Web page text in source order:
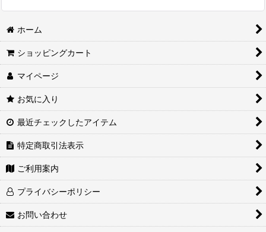
ホーム
ショッピングカート
マイページ
お気に入り
最近チェックしたアイテム
特定商取引法表示
ご利用案内
プライバシーポリシー
お問い合わせ